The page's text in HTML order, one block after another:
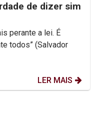
de dizer sim
perante a lei. É
todos” (Salvador
LER MAIS